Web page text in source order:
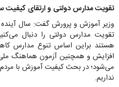
تقویت مدارس دولتی و ارتقای کیفیت
وزیر آموزش و پرورش گفت:‌ سال
تقویت مدارس دولتی را دنبال
هستند براین اساس تنوع مدارس
افزایش و همچنین آزمون هماهنگ ملی
می‌شود؛ در بحث کیفیت آموزش با
نداریم.